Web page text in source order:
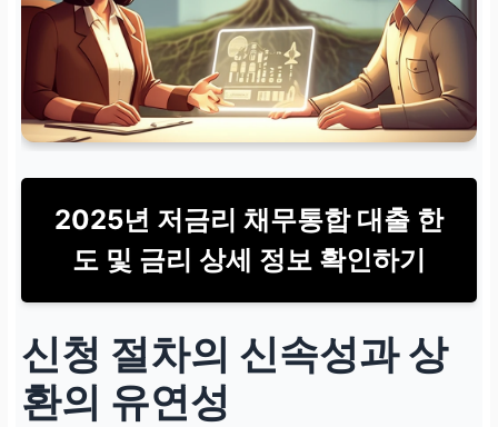
2025년 저금리 채무통합 대출 한
도 및 금리 상세 정보 확인하기
신청 절차의 신속성과 상
환의 유연성